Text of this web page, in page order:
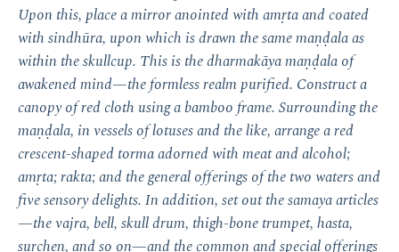
Upon this, place a mirror anointed with amṛta and coated
with sindhūra, upon which is drawn the same maṇḍala as
within the skullcup. This is the dharmakāya maṇḍala of
awakened mind—the formless realm purified. Construct a
canopy of red cloth using a bamboo frame. Surrounding the
maṇḍala, in vessels of lotuses and the like, arrange a red
crescent-shaped torma adorned with meat and alcohol;
amṛta; rakta; and the general offerings of the two waters and
five sensory delights. In addition, set out the samaya articles
—the vajra, bell, skull drum, thigh-bone trumpet, hasta,
surchen, and so on—and the common and special offerings